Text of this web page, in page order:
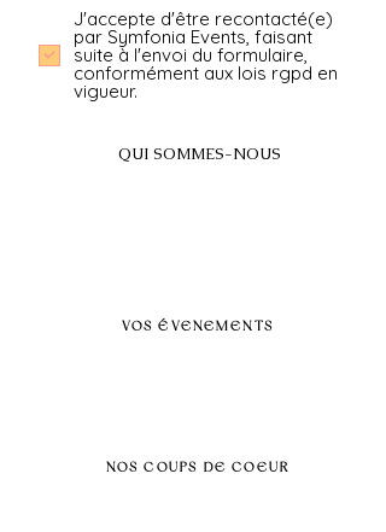
J'accepte d'être recontacté(e)
par Symfonia Events, faisant
suite à l'envoi du formulaire,
conformément aux lois rgpd en
vigueur.
QUI SOMMES-NOUS
VOS ÉVENEMENTS
NOS COUPS DE COEUR